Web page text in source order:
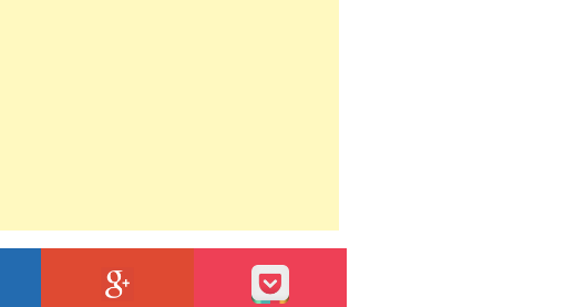
ア このエントリーをはてなブックマークに追加
GOOGLE+